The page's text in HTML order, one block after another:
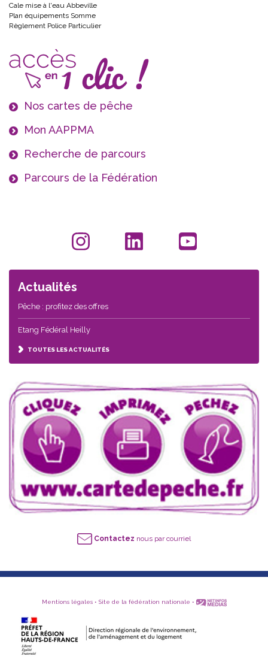
Cale mise à l'eau Abbeville
Plan équipements Somme
Règlement Police Particulier
Nos cartes de pêche
Mon AAPPMA
Recherche de parcours
Parcours de la Fédération
Actualités
Pêche : profitez des offres
Etang Fédéral Heilly
TOUTES LES ACTUALITÉS
Contactez nous par courriel
Mentions légales• Site de la fédération nationale •